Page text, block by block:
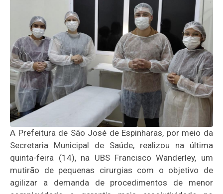
A Prefeitura de São José de Espinharas, por meio da
Secretaria Municipal de Saúde, realizou na última
quinta-feira (14), na UBS Francisco Wanderley, um
mutirão de pequenas cirurgias com o objetivo de
agilizar a demanda de procedimentos de menor